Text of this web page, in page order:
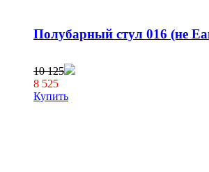
Полубарный стул 016 (не
10 125
8 525
Купить